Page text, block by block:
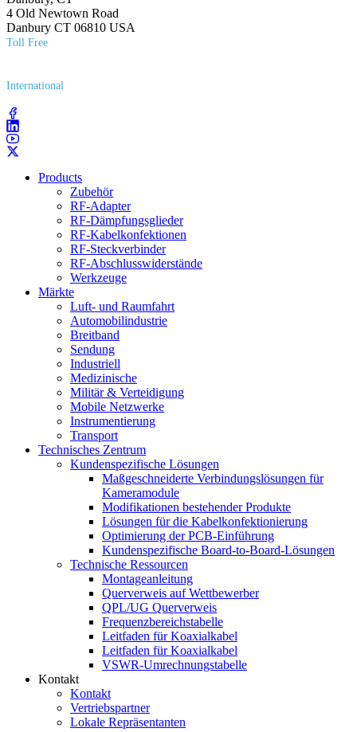
4 Old Newtown Road
Danbury CT 06810 USA
Toll Free
International
Products
Zubehör
RF-Adapter
RF-Dämpfungsglieder
RF-Kabelkonfektionen
RF-Steckverbinder
RF-Abschlusswiderstände
Werkzeuge
Märkte
Luft- und Raumfahrt
Automobilindustrie
Breitband
Sendung
Industriell
Medizinische
Militär & Verteidigung
Mobile Netzwerke
Instrumentierung
Transport
Technisches Zentrum
Kundenspezifische Lösungen
Maßgeschneiderte Verbindungslösungen für
Kameramodule
Modifikationen bestehender Produkte
Lösungen für die Kabelkonfektionierung
Optimierung der PCB-Einführung
Kundenspezifische Board-to-Board-Lösungen
Technische Ressourcen
Montageanleitung
Querverweis auf Wettbewerber
QPL/UG Querverweis
Frequenzbereichstabelle
Leitfaden für Koaxialkabel
Leitfaden für Koaxialkabel
VSWR-Umrechnungstabelle
Kontakt
Kontakt
Vertriebspartner
Lokale Repräsentanten